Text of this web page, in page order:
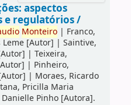
aspectos
e regulatórios /
Monteiro| Franco,
Leme[Autor] | Saintive,
| Teixeira,
| Pinheiro,
| Moraes, Ricardo
Pricilla Maria
Danielle Pinho[Autora].